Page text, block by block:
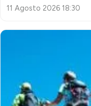
11 Agosto 2026 18:30